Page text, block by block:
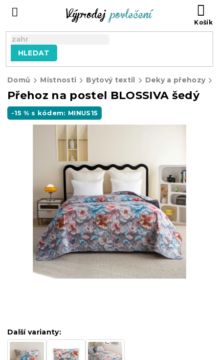
HLEDAT
Domů Místnosti Bytový textil Deky a přehozy
Přehoz na postel BLOSSIVA šedý
-15 % s kódem: MINUS15
Další varianty: